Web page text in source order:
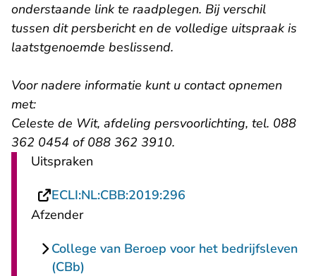
onderstaande link te raadplegen. Bij verschil
tussen dit persbericht en de volledige uitspraak is
laatstgenoemde beslissend.
Voor nadere informatie kunt u contact opnemen
met:
Celeste de Wit, afdeling persvoorlichting, tel. 088
362 0454 of 088 362 3910.
Uitspraken
ECLI:NL:CBB:2019:296
Afzender
College van Beroep voor het bedrijfsleven
(CBb)